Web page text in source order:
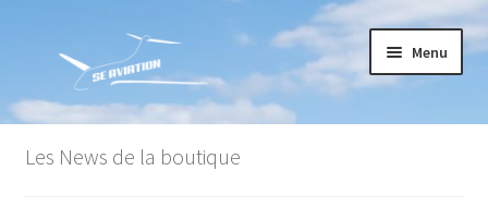
la
navigation
contenu
Menu
Accueil
Les News de la boutique